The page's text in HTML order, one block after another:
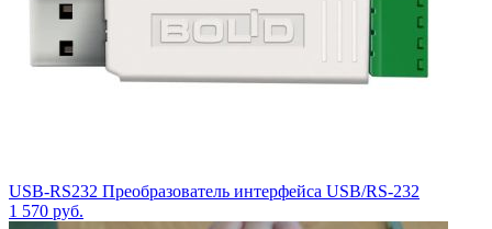
USB-RS232 Преобразователь интерфейса USB/RS-232
1 570 руб.